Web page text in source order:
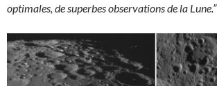
optimales, de superbes observations de la Lune.”